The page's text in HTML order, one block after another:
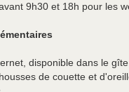
9h30 et 18h pour les
disponible dans le
de couette et